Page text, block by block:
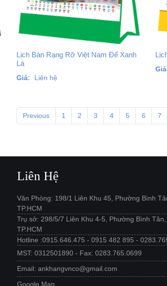
Lịch Bàn Rạng Rỡ Việt Nam Đế Xanh
Lá
Giá: Liên hệ
Previous 1 2 3 4 5 6 7
Liên Hệ
Văn Phòng: 198/1 Liên Khu 45, Phường Bình
TP.HCM
Trụ sở: 298/5/7 Liên Khu 4-5, Phường Bình Tân,
TP.HCM
Hotline :0915.646.475 - 0915 482 895 -
MST: 0312501890 - Fax: 0283.765.0699
Email: ankhangvnco@gmail.com
Google Map